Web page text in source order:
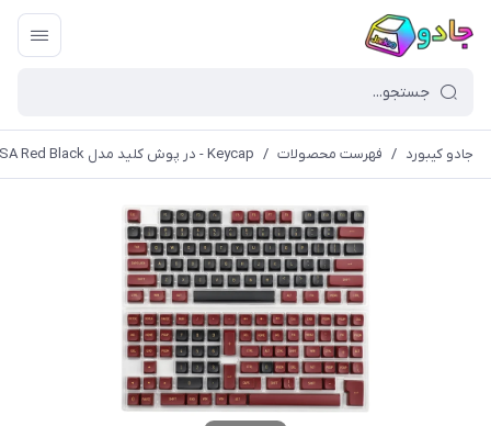
جادو کیبورد / فهرست محصولات / Keycap - در پوش کلید مدل CSA Red Black (کیکپ)